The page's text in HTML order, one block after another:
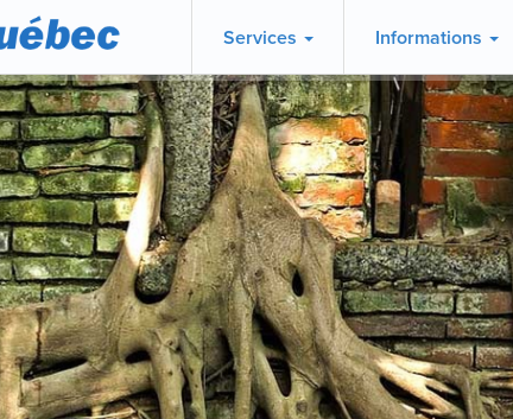
Services Informations